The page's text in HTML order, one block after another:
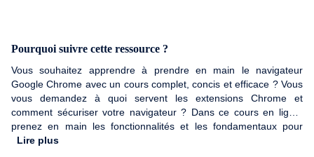
Pourquoi suivre cette ressource ?
Vous souhaitez apprendre à prendre en main le navigateur
Google Chrome avec un cours complet, concis et efficace ? Vous
vous demandez à quoi servent les extensions Chrome et
comment sécuriser votre navigateur ? Dans ce cours en ligne,
prenez en main les fonctionnalités et les fondamentaux pour
apprendre à utiliser Google Chrome. Vous apprendrez à
Lire plus